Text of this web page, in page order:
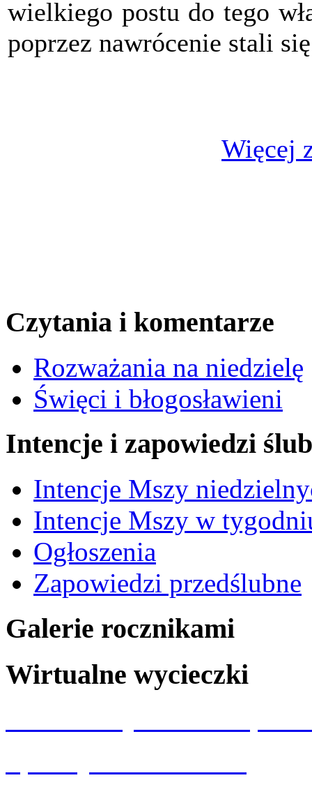
wielkiego postu do tego
poprzez nawrócenie stali
Więcej
Czytania i komentarze
Rozważania na niedzielę
Święci i błogosławieni
Intencje i zapowiedzi
Intencje Mszy
Intencje Mszy w
Ogłoszenia
Zapowiedzi przedślubne
Galerie rocznikami
Wirtualne wycieczki